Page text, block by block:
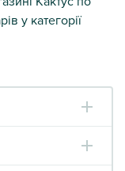
у категорії